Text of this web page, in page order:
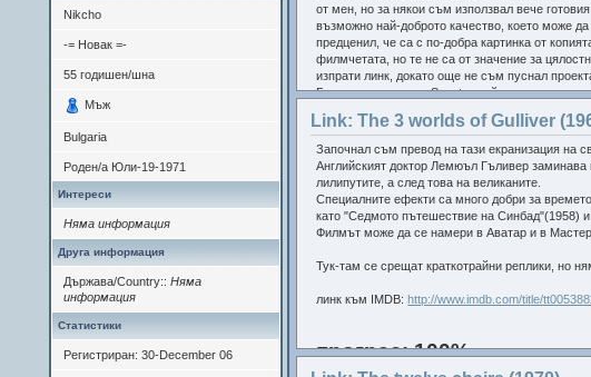
Nikcho
-= Новак =-
55 годишен/шна
Мъж
Bulgaria
Роден/а Юли-19-1971
Интереси
Няма информация
Друга информация
Държава/Country::Няма
информация
Статистики
Регистриран: 30-December 06
от мен, но за някои съм използвал вече
възможно най-доброто качество, което може
предценил, че са с по-добра картинка от
филмчетата, но те не са от значение за
изпрати линк, докато още не съм пуснал
Благодарности и на Scooter, който прояви
Ето и списък на филмите, които влизат в
01.The butcher boy (1917)
03.The rough house (1917)
04.His wedding night (1917)
05.Oh, doctor (1917)
06.Coney Island (1917)
08.Out West (1918)
09.The bell boy (1918)
10.Moonshine (1918)
11.Good night nurse (1918)
12.The cook (1918)
14.The hayseed (1919)
15.The garage (1920)
Link: The 3 worlds of Gulliver
Започнал съм превод на тази екранизация на
Английският доктор Лемюъл Гъливер
лилипутите, а след това на великаните.
Специалните ефекти са много добри за
като "Седмото пътешествие на Синбад"(1958)
Филмът може да се намери в Аватар и в
Тук-там се срещат краткотрайни реплики, но
линк към IMDB:http://www.imdb.com/title/
прогрес: 100%